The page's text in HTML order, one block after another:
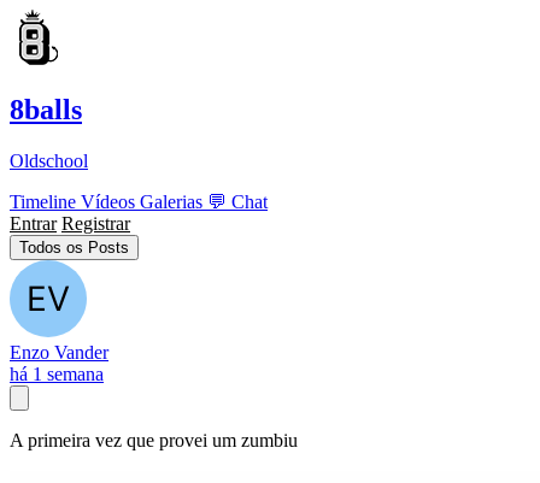
8balls
Oldschool
Timeline Vídeos Galerias 💬 Chat
Entrar Registrar
Todos os Posts
Enzo Vander
há 1 semana
A primeira vez que provei um zumbiu